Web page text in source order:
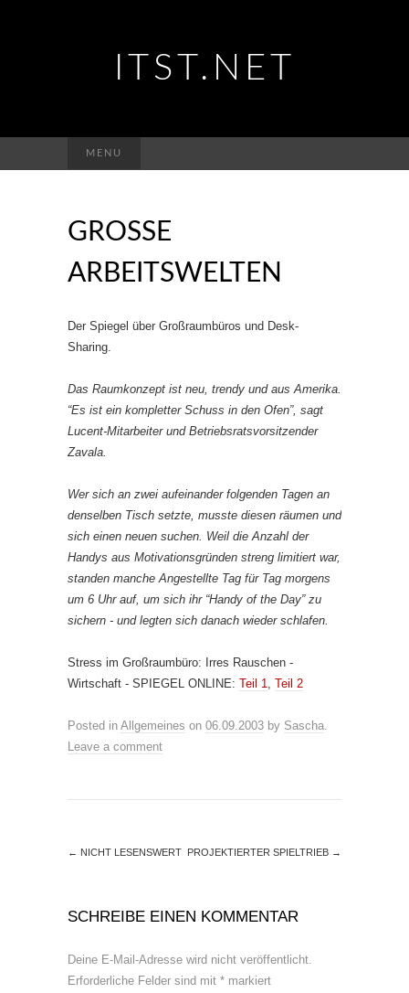
ITST.NET
MENU
nach:
GROSSE A
RBEITSWELTEN
Der Spiegel über Großraumbüros und Desk-
Sharing.
Das Raumkonzept ist neu, trendy und aus Amerika.
“Es ist ein kompletter Schuss in den Ofen”, sagt
Lucent-Mitarbeiter und Betriebsratsvorsitzender
Zavala.
Wer sich an zwei aufeinander folgenden Tagen an
denselben Tisch setzte, musste diesen räumen und
sich einen neuen suchen. Weil die Anzahl der
Handys aus Motivationsgründen streng limitiert war,
standen manche Angestellte Tag für Tag morgens
um 6 Uhr auf, um sich ihr “Handy of the Day” zu
sichern - und legten sich danach wieder schlafen.
Stress im Großraumbüro: Irres Rauschen -
Wirtschaft - SPIEGEL ONLINE: Teil 1, Teil 2
Posted in Allgemeines on 06.09.2003 by Sascha.
Leave a comment
← NICHT LESENSWERT PROJEKTIERTER SPIELTRIEB →
SCHREIBE EINEN KOMMENTAR
Deine E-Mail-Adresse wird nicht veröffentlicht.
Erforderliche Felder sind mit * markiert